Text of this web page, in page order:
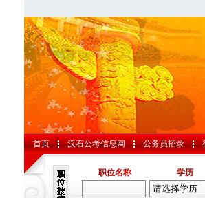
首页 汉石公考信息网 公务员招录
职位名称 学历